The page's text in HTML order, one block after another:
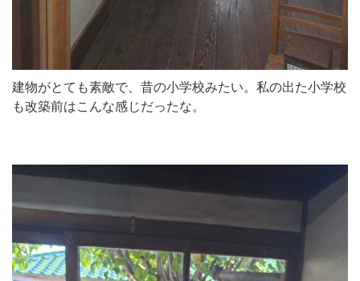
建物がとても素敵で、昔の小学校みたい。私の出た小学校
も改築前はこんな感じだったな。